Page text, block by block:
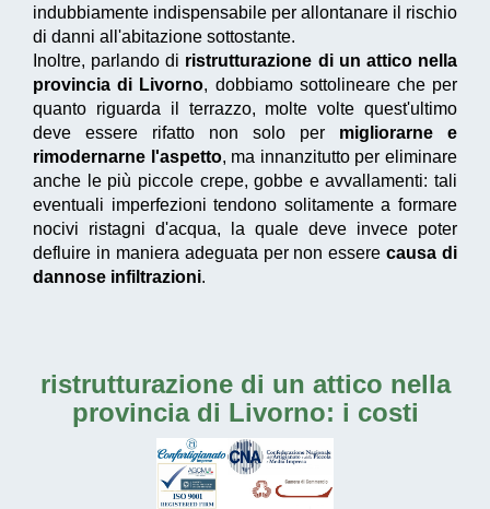
indubbiamente indispensabile per allontanare il rischio
di danni all'abitazione sottostante.
Inoltre, parlando di ristrutturazione di un attico nella
provincia di Livorno, dobbiamo sottolineare che per
quanto riguarda il terrazzo, molte volte quest'ultimo
deve essere rifatto non solo per migliorarne e
rimodernarne l'aspetto, ma innanzitutto per eliminare
anche le più piccole crepe, gobbe e avvallamenti: tali
eventuali imperfezioni tendono solitamente a formare
nocivi ristagni d'acqua, la quale deve invece poter
defluire in maniera adeguata per non esserecausa di
dannose infiltrazioni.
ristrutturazione di un attico nella
provincia di Livorno: i costi